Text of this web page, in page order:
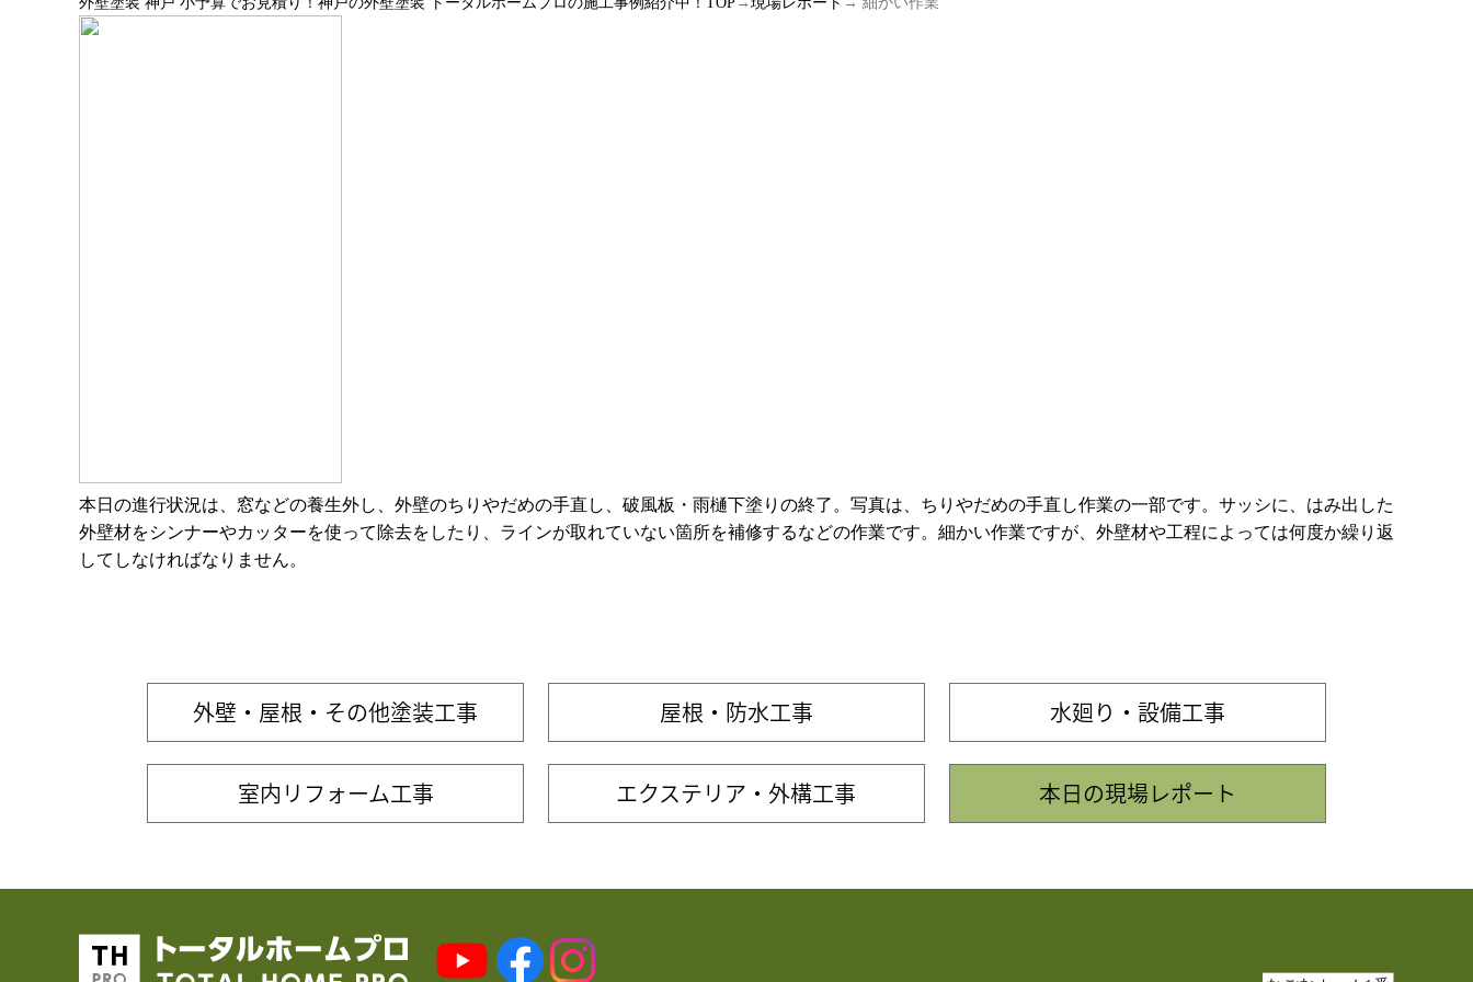
本日の進行状況は、窓などの養生外し、外壁のちりやだめの手直し、破風板・雨樋下塗りの終了。写真は、ちりやだめの手直し作業の一部です。サッシに、はみ出した
外壁材をシンナーやカッターを使って除去をしたり、ラインが取れていない箇所を補修するなどの作業です。細かい作業ですが、外壁材や工程によっては何度か繰り返
してしなければなりません。
外壁・屋根・その他塗装工事 屋根・防水工事 水廻り・設備工事
室内リフォーム工事 エクステリア・外構工事 本日の現場レポート